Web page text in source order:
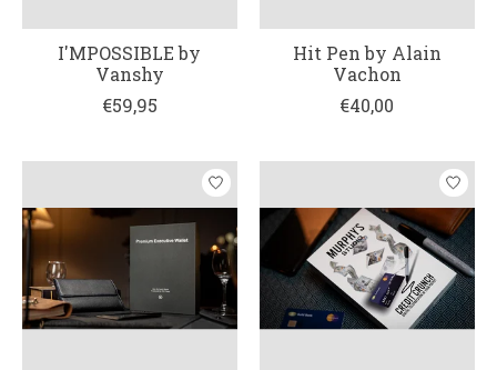
I'MPOSSIBLE by
Vanshy
€59,95
Hit Pen by Alain
Vachon
€40,00